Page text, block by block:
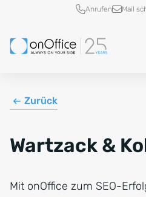
Schnellzugriff
Anrufen Mail
Zurück
Wartzack &
Mit onOffice zum SEO-